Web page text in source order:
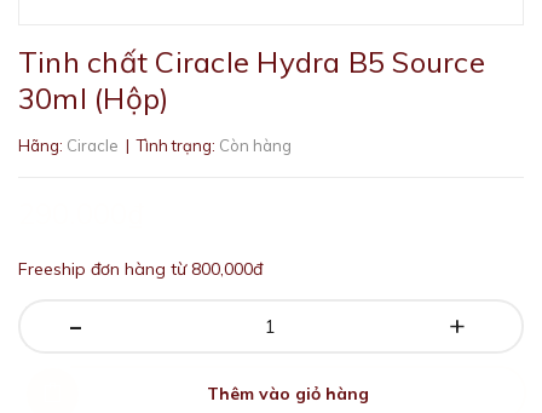
Tinh chất Ciracle Hydra B5 Source
30ml (Hộp)
Hãng: Ciracle | Tình trạng: Còn hàng
Freeship đơn hàng từ 800,000đ
- +
Thêm vào giỏ hàng